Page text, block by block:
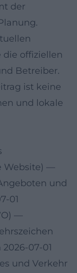
der
die offiziellen
Betreiber.
ist keine
und lokale
Website) —
und
01
—
07-01
und Verkehr